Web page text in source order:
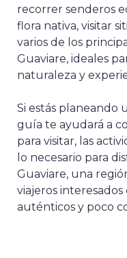
recorrer senderos
flora nativa, visitar
varios de los
Guaviare, ideales
naturaleza y
Si estás planeando
guía te ayudará a
para visitar, las
lo necesario para
Guaviare, una
viajeros
auténticos y poco